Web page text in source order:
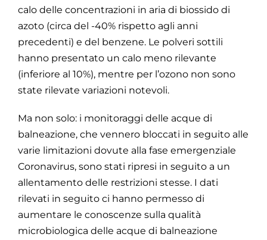
calo delle concentrazioni in aria di biossido di
azoto (circa del -40% rispetto agli anni
precedenti) e del benzene. Le polveri sottili
hanno presentato un calo meno rilevante
(inferiore al 10%), mentre per l’ozono non sono
state rilevate variazioni notevoli.
Ma non solo: i monitoraggi delle acque di
balneazione, che vennero bloccati in seguito alle
varie limitazioni dovute alla fase emergenziale
Coronavirus, sono stati ripresi in seguito a un
allentamento delle restrizioni stesse. I dati
rilevati in seguito ci hanno permesso di
aumentare le conoscenze sulla qualità
microbiologica delle acque di balneazione